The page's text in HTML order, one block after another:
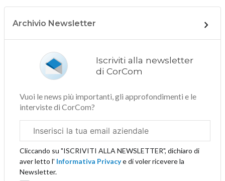
Archivio Newsletter
Iscriviti alla newsletter
di CorCom
Vuoi le news più importanti, gli approfondimenti e le
interviste di CorCom?
aziendale
Cliccando su "ISCRIVITI ALLA NEWSLETTER", dichiaro di
aver letto l' Informativa Privacye di voler ricevere la
Newsletter.